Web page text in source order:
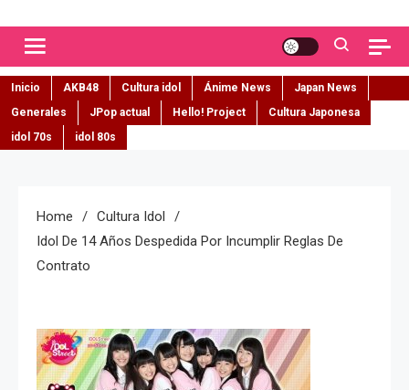
Inicio AKB48 Cultura idol Ánime News
Japan News
Generales
JPop actual Hello! Project
Cultura Japonesa
idol 70s
idol 80s
Home
Cultura Idol
Idol De 14 Años Despedida Por Incumplir Reglas De
Contrato